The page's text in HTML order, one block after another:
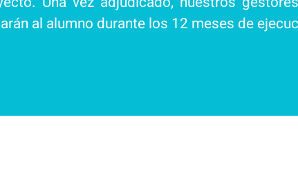
al alumno durante los 12 meses de